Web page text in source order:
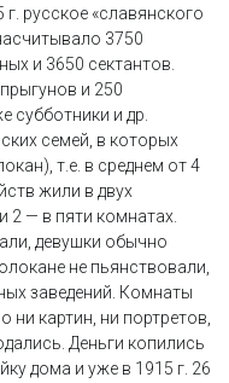
русское «славянского
3750
и 3650 сектантов.
и 250
субботники и др.
семей, в которых
т.е. в среднем от 4
жили в двух
2 — в пяти комнатах.
девушки обычно
не пьянствовали,
заведений. Комнаты
ни картин, ни портретов,
Деньги копились
дома и уже в 1915 г. 26